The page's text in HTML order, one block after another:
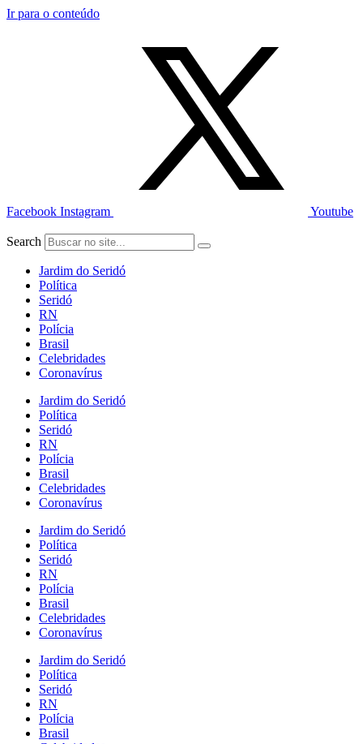
Ir para o conteúdo
Facebook Instagram Youtube
Search
Jardim do Seridó
Política
Seridó
RN
Polícia
Brasil
Celebridades
Coronavírus
Jardim do Seridó
Política
Seridó
RN
Polícia
Brasil
Celebridades
Coronavírus
Jardim do Seridó
Política
Seridó
RN
Polícia
Brasil
Celebridades
Coronavírus
Jardim do Seridó
Política
Seridó
RN
Polícia
Brasil